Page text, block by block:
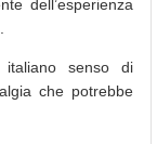
dell’esperienza
senso di
che potrebbe